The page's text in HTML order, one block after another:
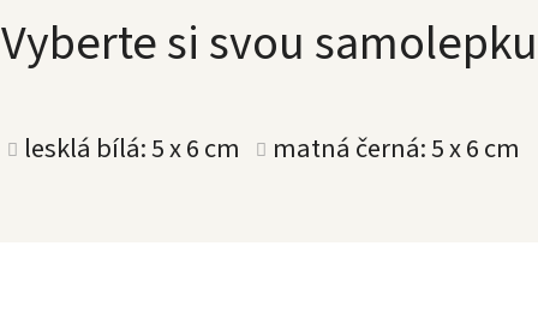
Vyberte si svou samolepku
lesklá bílá: 5 x 6 cm matná černá: 5 x 6 cm